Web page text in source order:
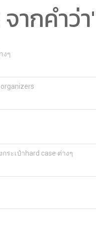
ากคำว่
งๆ
ะเป๋าhard case ต่างๆ